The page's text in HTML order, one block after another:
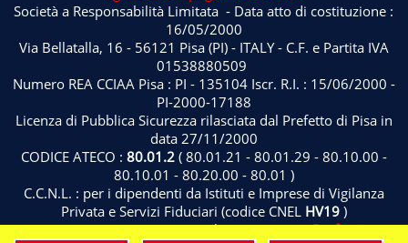
Società a Responsabilità Limitata - Data atto di costituzione :
16/05/2000
Via Bellatalla, 16 - 56121 Pisa (PI) - ITALY - C.F. e Partita IVA
01538880509
Numero REA CCIAA Pisa : PI - 135104 Iscr. R.I. : 15/06/2000 -
PI-2000-17188
Licenza di Pubblica Sicurezza rilasciata dal Prefetto di Pisa in
data 27/11/2000
CODICE ATECO : 80.01.2( 80.01.21 - 80.01.29 - 80.10.00 -
80.10.01 - 80.20.00 - 80.01 )
C.C.N.L. : per i dipendenti da Istituti e Imprese di Vigilanza
Privata e Servizi Fiduciari (codice CNEL HV19 )
MARCHI REGISTRATI : nome - claim - stemmi -Professione